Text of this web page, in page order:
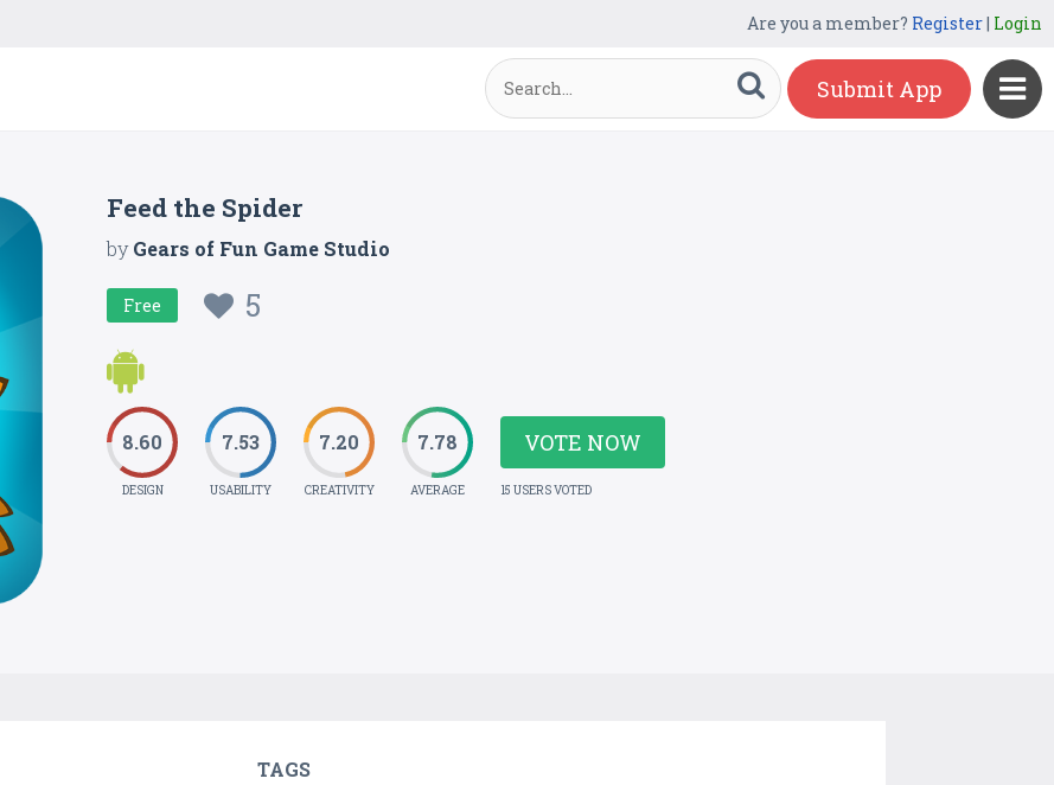
Are you a member? Register| Login
Submit App
Feed the Spider
byGears of Fun Game Studio
Free 5
8.60
DESIGN
7.53
USABILITY
7.20
CREATIVITY
7.78
AVERAGE
VOTE NOW
15 USERS VOTED
TAGS